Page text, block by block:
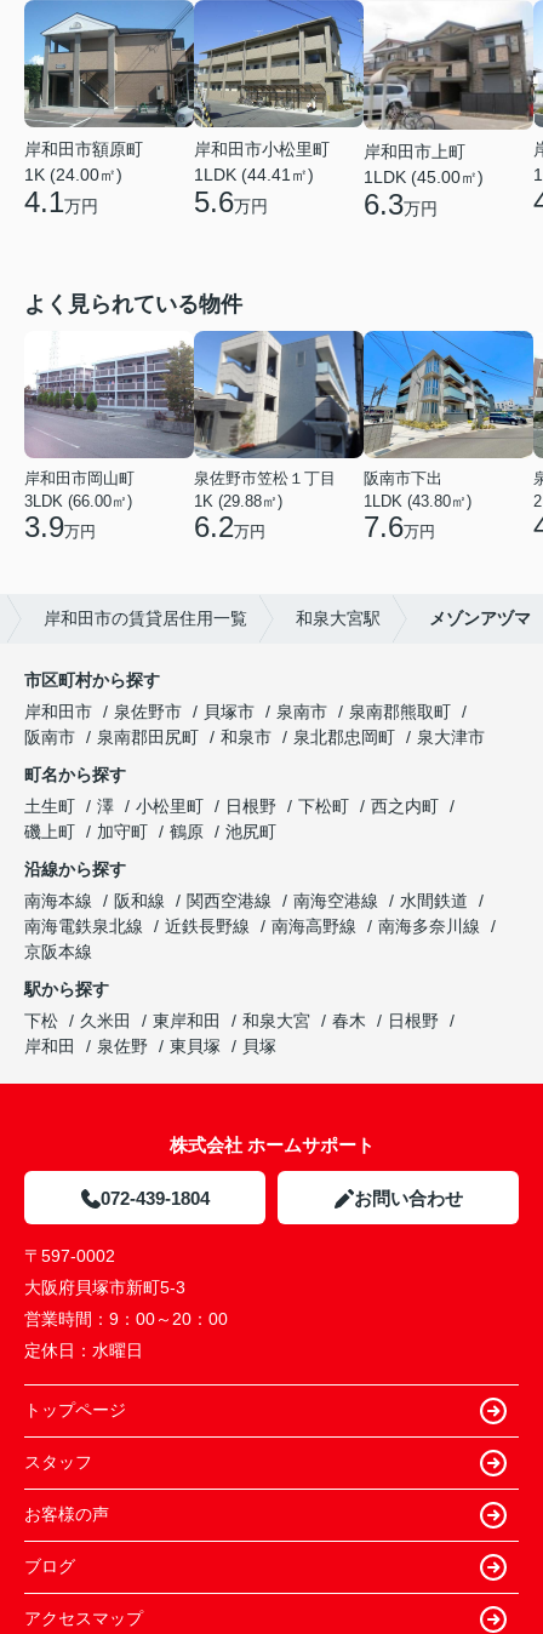
岸和田市額原町
1K (24.00㎡)
4.1万円
岸和田市小松里町
1LDK (44.41㎡)
5.6万円
岸和田市上町
1LDK (45.00㎡)
6.3万円
よく見られている物件
岸和田市岡山町
3LDK (66.00㎡)
3.9万円
泉佐野市笠松１丁目
1K (29.88㎡)
6.2万円
阪南市下出
1LDK (43.80㎡)
7.6万円
岸和田市の賃貸居住用一覧 和泉大宮駅 メゾンアヅマ
市区町村から探す
岸和田市
泉佐野市 貝塚市 泉南市
泉南郡熊取町
阪南市
泉南郡田尻町 和泉市 泉北郡忠岡町
泉大津市
町名から探す
土生町
澤 小松里町 日根野 下松町
西之内町
磯上町
加守町 鶴原
池尻町
沿線から探す
南海本線
阪和線 関西空港線 南海空港線
水間鉄道
南海電鉄泉北線
近鉄長野線 南海高野線
南海多奈川線
京阪本線
駅から探す
下松
久米田 東岸和田 和泉大宮 春木
日根野
岸和田
泉佐野 東貝塚 貝塚
株式会社 ホームサポート
072-439-1804 お問い合わせ
〒597-0002
大阪府貝塚市新町5-3
営業時間： 9：00～20：00
定休日： 水曜日
トップページ
スタッフ
お客様の声
ブログ
アクセスマップ